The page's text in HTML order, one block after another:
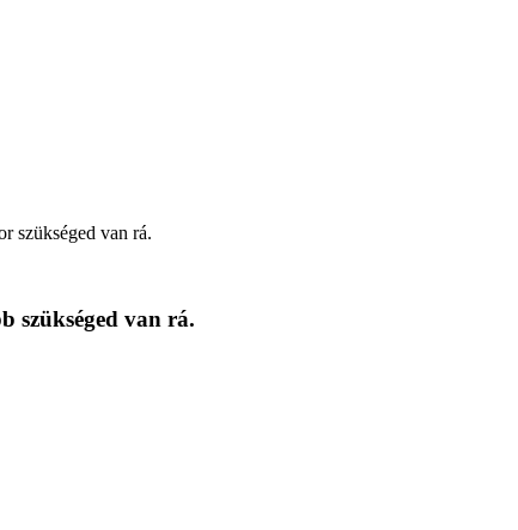
szükséged van rá.
szükséged van rá.